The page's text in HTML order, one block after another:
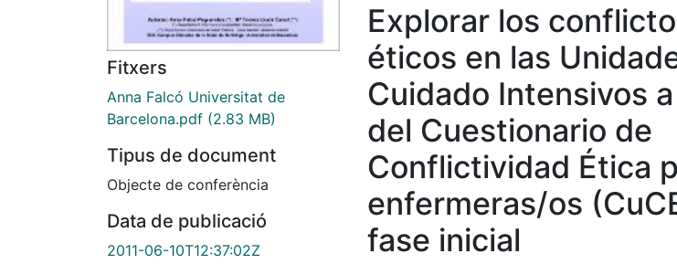
Fitxers
Anna Falcó Universitat de
Barcelona.pdf (2.83 MB)
Tipus de document
Objecte de conferència
Data de publicació
2011-06-10T12:37:02Z
Explorar los
éticos en las
Cuidado Intensivos
del Cuestionario de
Conflictividad Ética
enfermeras/os
fase inicial